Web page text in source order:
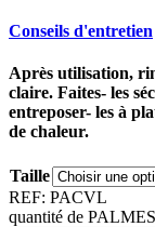
Conseils d'entretien
Après utilisation,
claire. Faites- les
entreposer- les à
de chaleur.
Taille
REF: PACVL
quantité de